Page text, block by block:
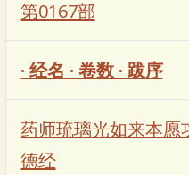
第0167部
· 经名 · 卷数 · 跋序
药师琉璃光如来本愿
德经